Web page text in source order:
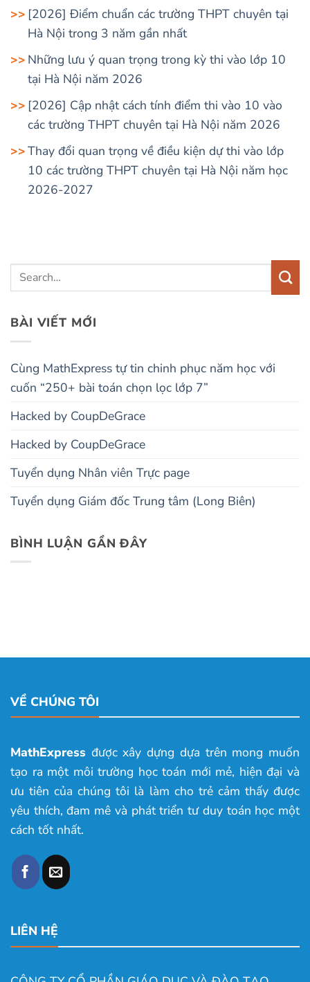
[2026] Điểm chuẩn các trường THPT chuyên tại
Hà Nội trong 3 năm gần nhất
Những lưu ý quan trọng trong kỳ thi vào lớp 10
tại Hà Nội năm 2026
[2026] Cập nhật cách tính điểm thi vào 10 vào
các trường THPT chuyên tại Hà Nội năm 2026
Thay đổi quan trọng về điều kiện dự thi vào lớp
10 các trường THPT chuyên tại Hà Nội năm học
2026-2027
BÀI VIẾT MỚI
Cùng MathExpress tự tin chinh phục năm học với
cuốn “250+ bài toán chọn lọc lớp 7”
Hacked by CoupDeGrace
Hacked by CoupDeGrace
Tuyển dụng Nhân viên Trực page
Tuyển dụng Giám đốc Trung tâm (Long Biên)
BÌNH LUẬN GẦN ĐÂY
VỀ CHÚNG TÔI
MathExpress được xây dựng dựa trên mong muốn
tạo ra một môi trường học toán mới mẻ, hiện đại và
ưu tiên của chúng tôi là làm cho trẻ cảm thấy được
yêu thích, đam mê và phát triển tư duy toán học một
cách tốt nhất.
LIÊN HỆ